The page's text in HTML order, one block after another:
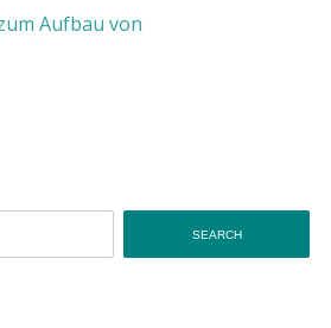
Aufbau von